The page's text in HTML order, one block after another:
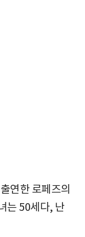
연한 로페즈의
는 50세다, 난